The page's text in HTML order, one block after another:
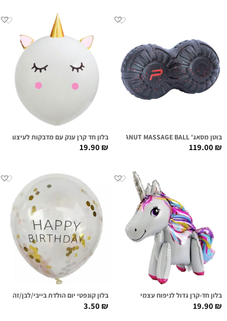
בוטן מסאג' PURE P2I PEANUT MASSAGE BALL
119.00₪
בלון חד קרן ענק עם מדבקות לעיצוב
19.90₪
בלון חד-קרן גדול לניפוח עצמי
19.90₪
בלון קונפטי יום הולדת בייבי/לבן/זהב
3.50₪